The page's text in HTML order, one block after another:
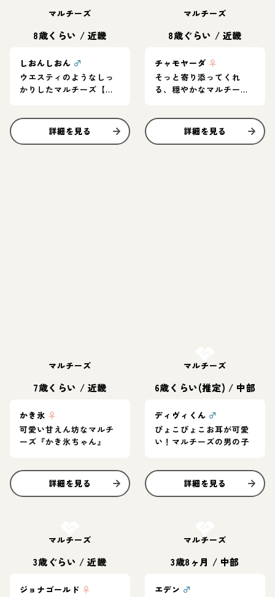
マルチーズ
8歳くらい / 近畿
しおんしおん ♂
ウエスティのようなしっ
かりしたマルチーズ【し
詳細を見る
マルチーズ
8歳ぐらい / 近畿
チャモヤーダ ♀
そっと寄り添ってくれ
る、穏やかなマルチーズ
詳細を見る
マルチーズ
7歳くらい / 近畿
かき氷 ♀
可愛い甘えん坊なマルチ
ーズ『かき氷ちゃん』
詳細を見る
マルチーズ
6歳くらい(推定) / 中部
ディヴィくん ♂
ぴょこぴょこお耳が可愛
い！マルチーズの男の子
詳細を見る
マルチーズ
3歳ぐらい /近畿
ジョナゴールド ♀
マルチーズ
3歳8ヶ月 / 中部
エデン ♂